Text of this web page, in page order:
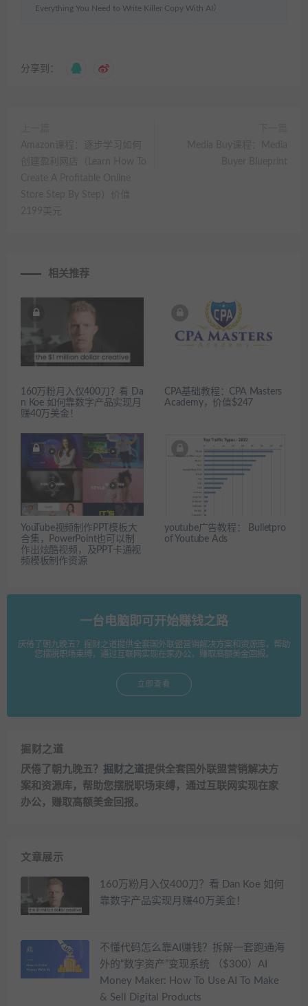
Everything You Need to Write Killer Copy With AI）
分享到：
相关推荐
160万粉月入仅400刀？看 Da
n Koe 如何靠数字产品实现月
赚40万美金！
CPA基础教程：CPA Masters
Academy，价值$247
YouTube视频制作PPT模板大
合集，PowerPoint也可以制
作出炫酷视频，及PPT卡通视
频模板制作资源
youtube广告教程： Bulletpro
of Youtube Ads
一台电脑即可开始赚钱之路
厌倦了朝九晚五？掘财之道提供全套国外联盟营销解决方案和资源库，帮助
您摆脱职场束缚，通过互联网实现在家办公，赚取高额美金回报。
立即查看
掘财之道
厌倦了朝九晚五？ 掘财之道提供全套国外联盟营销解决方
案和资源库，帮助您摆脱职场束缚，通过互联网实现在家
办公，赚取高额美金回报。
文章展示
160万粉月入仅400刀？看 Dan Koe 如何
靠数字产品实现月赚40万美金！
不懂代码怎么靠AI赚钱？拆解一套跑通海
外的“数字资产”变现系统 （$300）AI
Money Maker: How To Use AI To Make
& Sell Digital Products